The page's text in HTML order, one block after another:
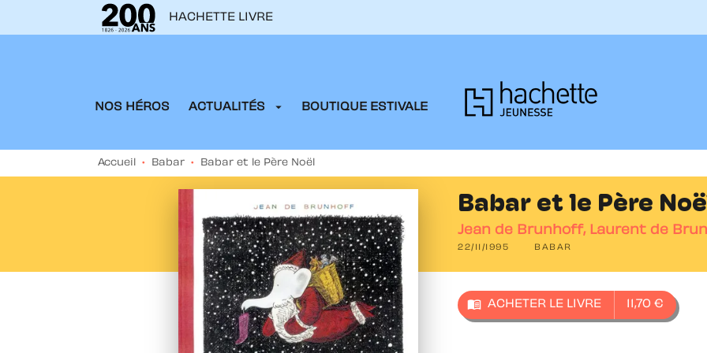
MENU
HACHETTE LIVRE
NOS HÉROS ACTUALITÉS arrow_drop_down BOUTIQUE ESTIVALE
Accueil • Babar • Babar et le Père Noël
Babar et le Père
Jean de Brunhoff, Laurent de
22/11/1995 BABAR
menu_book ACHETER LE LIVRE 11,70 €